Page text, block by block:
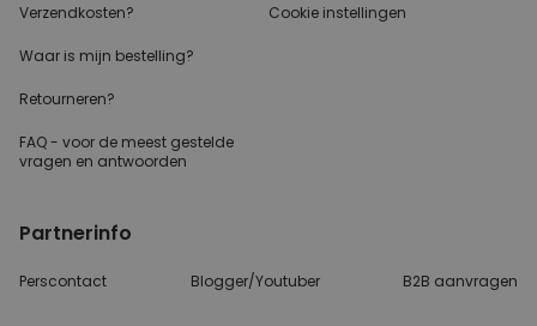
Verzendkosten?
Waar is mijn bestelling?
Retourneren?
FAQ - voor de meest gestelde
vragen en antwoorden
Cookie instellingen
Partnerinfo
Perscontact Blogger/Youtuber B2B aanvragen